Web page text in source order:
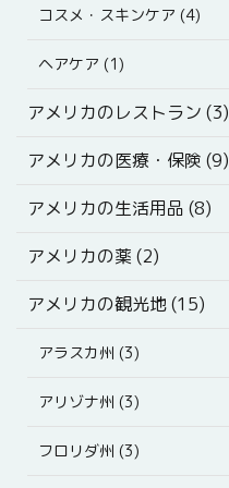
コスメ・スキンケア (4)
ヘアケア (1)
アメリカのレストラン (3)
アメリカの医療・保険 (9)
アメリカの生活用品 (8)
アメリカの薬 (2)
アメリカの観光地 (15)
アラスカ州 (3)
アリゾナ州 (3)
フロリダ州 (3)